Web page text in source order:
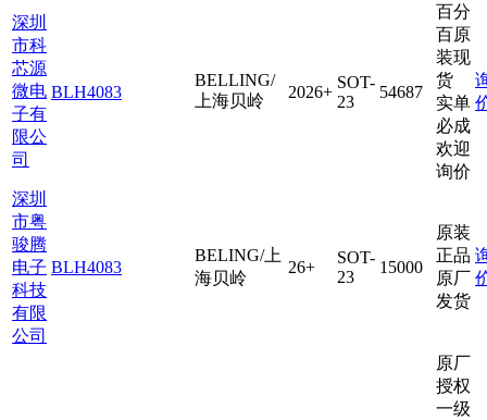
深圳
市科
芯源
微电
子有
限公
司
BLH4083
BELLING/
上海贝岭
2026+
SOT-
23
54687
百分
百原
装现
货
实单
必成
欢迎
询价
深圳
市粤
骏腾
电子
科技
有限
公司
BLH4083
BELING/上
海贝岭
26+
SOT-
23
15000
原装
正品
原厂
发货
原厂
授权
一级